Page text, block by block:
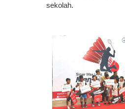
sekolah.